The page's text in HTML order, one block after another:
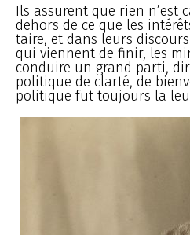
Ils assurent que rien n’est
dehors de ce que les
taire, et dans leurs
qui viennent de finir, les
conduire un grand parti,
politique de clarté, de
politique fut toujours la